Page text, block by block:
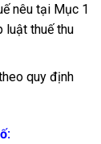
nêu tại Mục 1
luật thuế thu
quy định